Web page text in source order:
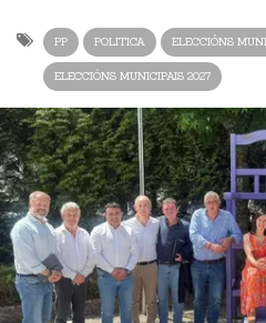
PP POLITICA ELECCIÓNS
ELECCIÓNS MUNICIPAIS 2027